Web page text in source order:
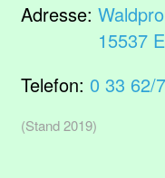
Adresse:
15537
Telefon: 0 33 62/
(Stand 2019)